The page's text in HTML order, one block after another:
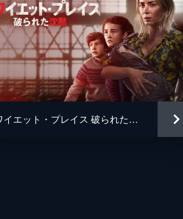
音楽
製作
クワイエット・プレイス 破られた沈黙